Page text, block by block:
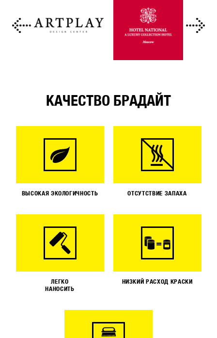
КАЧЕСТВО БРАДАЙТ
ВЫСОКАЯ ЭКОЛОГИЧНОСТЬ ОТСУТСТВИЕ ЗАПАХА
ЛЕГКО
НАНОСИТЬ
НИЗКИЙ РАСХОД КРАСКИ